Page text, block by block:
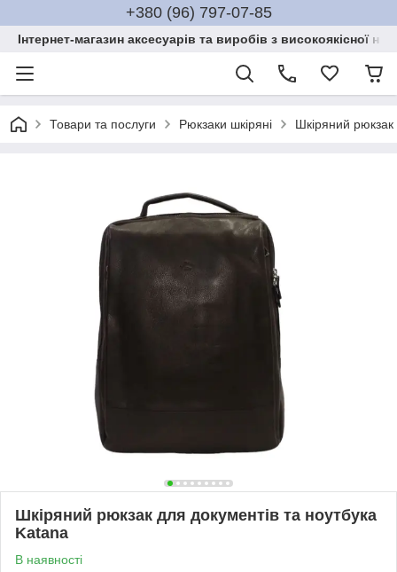
+380 (96) 797-07-85
Інтернет-магазин аксесуарів та виробів з високоякісної
Товари та послуги Рюкзаки шкіряні Шкіряний рюкзак
Шкіряний рюкзак для документів та ноутбука
Katana
В наявності